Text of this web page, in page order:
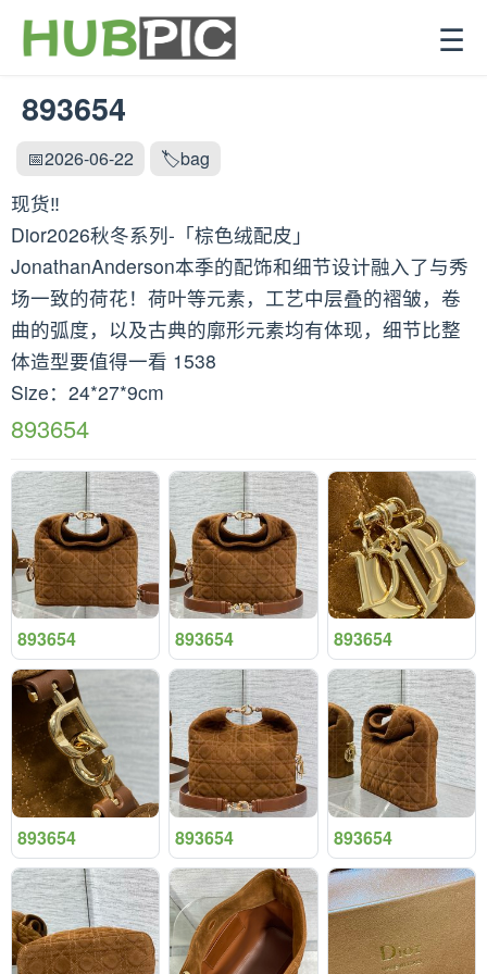
☰
893654
📅2026-06-22 🏷️bag
现货‼️
Dior2026秋冬系列-「棕色绒配皮」
JonathanAnderson本季的配饰和细节设计融入了与秀
场一致的荷花！荷叶等元素，工艺中层叠的褶皱，卷
曲的弧度，以及古典的廓形元素均有体现，细节比整
体造型要值得一看 1538
Size：24*27*9cm
893654
893654 893654 893654
893654 893654 893654